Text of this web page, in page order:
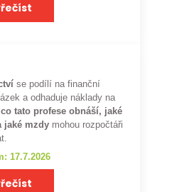
se podílí na finanční
a odhaduje náklady na
co tato profese obnáší, jaké
jaké mzdy mohou rozpočtáři
17.7.2026